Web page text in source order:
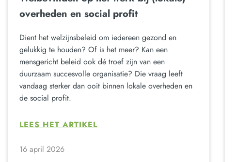
overheden en social profit
Dient het welzijnsbeleid om iedereen gezond en
gelukkig te houden? Of is het meer? Kan een
mensgericht beleid ook dé troef zijn van een
duurzaam succesvolle organisatie? Die vraag leeft
vandaag sterker dan ooit binnen lokale overheden en
de social profit.
LEES HET ARTIKEL
16 april 2026